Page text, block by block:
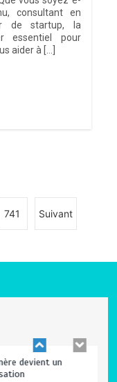
consultant en
de startup, la
essentiel pour
aider à […]
741 Suivant
NATIONAL DES
… Vers
public
devient un